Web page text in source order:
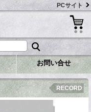
PCサイト
お問い合せ
RECORD